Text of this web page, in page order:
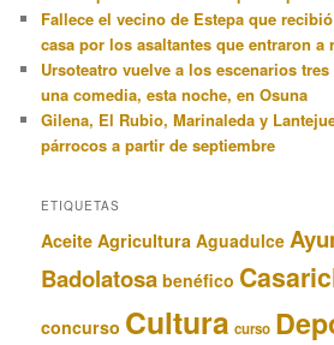
Fallece el vecino de Estepa que
casa por los asaltantes que entraron a
Ursoteatro vuelve a los escenarios
una comedia, esta noche, en Osuna
Gilena, El Rubio, Marinaleda y
párrocos a partir de septiembre
ETIQUETAS
Aceite Agricultura Aguadulce
Badolatosa benéfico
concurso Cultura curso